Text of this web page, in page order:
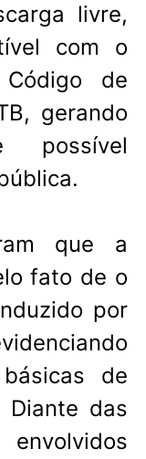
livre,
com o
de
gerando
possível
que a
fato de o
por
de
Diante das